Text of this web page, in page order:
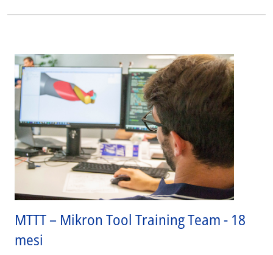
MTTT – Mikron Tool Training Team - 18
mesi